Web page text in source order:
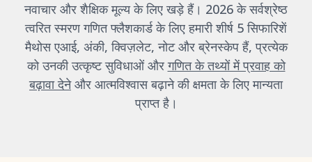
नवाचार और शैक्षिक मूल्य के लिए खड़े हैं। 2026 के सर्वश्रेष्ठ
त्वरित स्मरण गणित फ्लैशकार्ड के लिए हमारी शीर्ष 5 सिफारिशें
मैथोस एआई, अंकी, क्विज़लेट, नोट और ब्रेनस्केप हैं, प्रत्येक
को उनकी उत्कृष्ट सुविधाओं औरगणित के तथ्यों में प्रवाह को
बढ़ावा देनेऔर आत्मविश्वास बढ़ाने की क्षमता के लिए मान्यता
प्राप्त है।